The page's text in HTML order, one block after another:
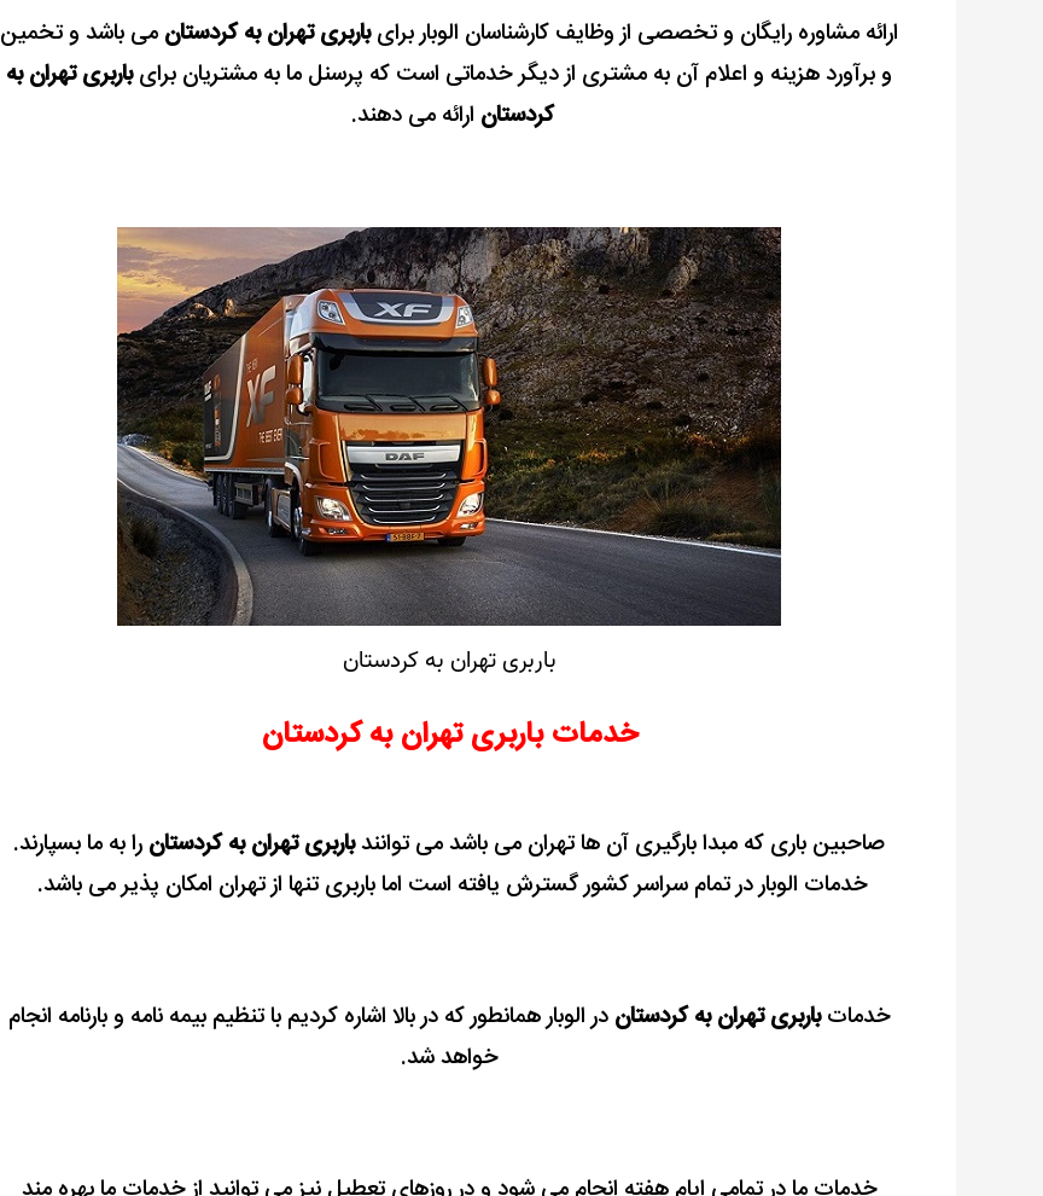
ارائه مشاوره رایگان و تخصصی از وظایف کارشناسان الوبار برایباربری تهران به کردستان می باشد و تخمین
و برآورد هزینه و اعلام آن به مشتری از دیگر خدماتی است که پرسنل ما به مشتریان برایباربری تهران به
کردستان ارائه می دهند.
باربری تهران به کردستان
خدمات باربری تهران به کردستان
صاحبین باری که مبدا بارگیری آن ها تهران می باشد می توانندباربری تهران به کردستان را به ما بسپارند.
خدمات الوبار در تمام سراسر کشور گسترش یافته است اما باربری تنها از تهران امکان پذیر می باشد.
خدماتباربری تهران به کردستاندر الوبار همانطور که در بالا اشاره کردیم با تنظیم بیمه نامه و بارنامه انجام
خواهد شد.